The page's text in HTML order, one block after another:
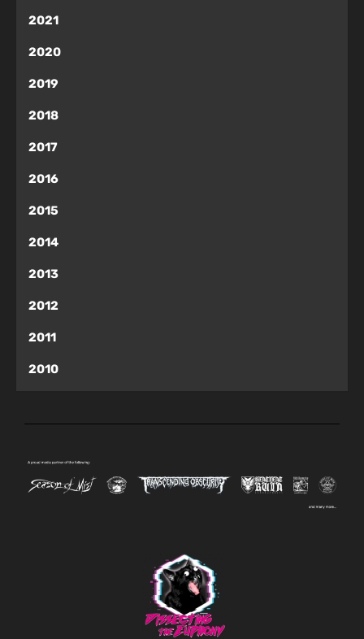
2021
2020
2019
2018
2017
2016
2015
2014
2013
2012
2011
2010